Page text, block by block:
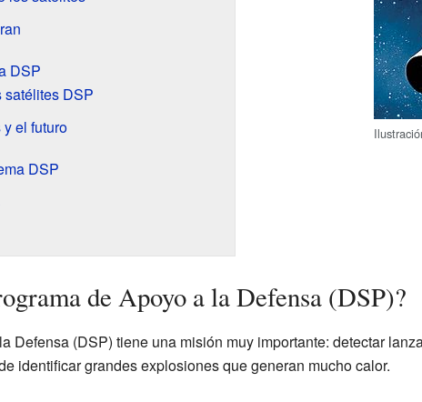
DSP
DSP
el futuro
DSP
de Apoyo a la Defensa (DSP)?
Defensa (DSP) tiene una misión muy importante: detectar
identificar grandes explosiones que generan mucho calor.